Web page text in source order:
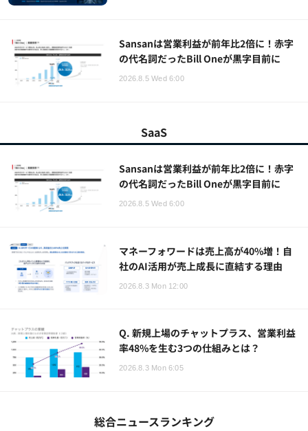
Sansanは営業利益が前年比2倍に！赤字
の代名詞だったBill Oneが黒字目前に
2026.8.5 Wed 6:00
SaaS
Sansanは営業利益が前年比2倍に！赤字
の代名詞だったBill Oneが黒字目前に
2026.8.5 Wed 6:00
マネーフォワードは売上高が40%増！自
社のAI活用が売上成長に直結する理由
2026.8.3 Mon 12:00
Q. 新規上場のチャットプラス、営業利益
率48%を生む3つの仕組みとは？
2026.8.3 Mon 6:05
総合ニュースランキング